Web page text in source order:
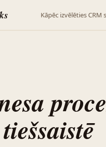
Kāpēc izvēlēties CRM